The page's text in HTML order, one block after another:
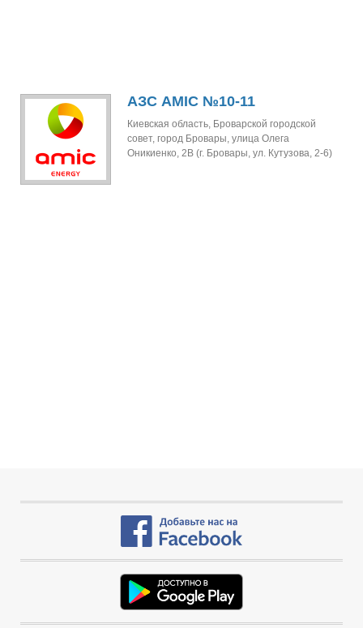
АЗС AMIC №10-11
Киевская область, Броварской городской
совет, город Бровары, улица Олега
Оникиенко, 2В (г. Бровары, ул. Кутузова, 2-6)